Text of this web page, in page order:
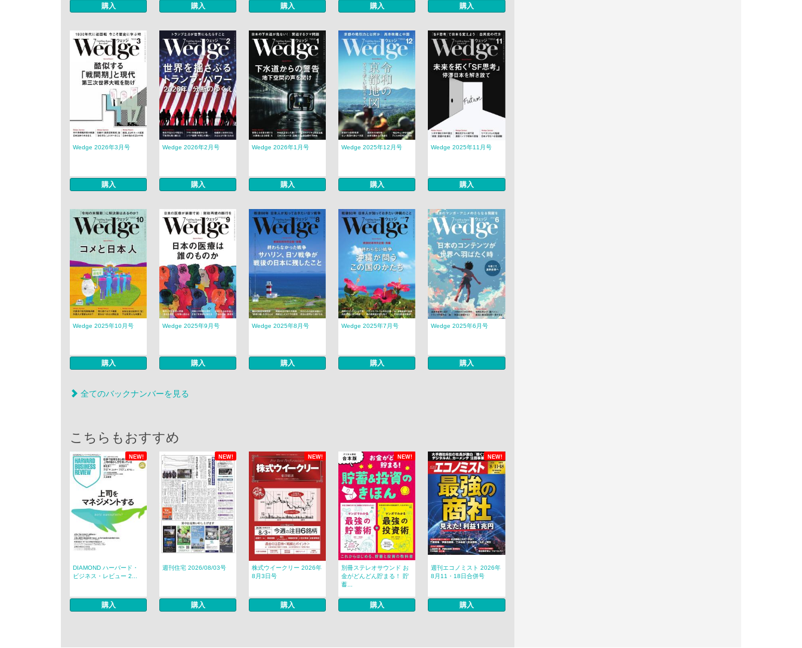
購入 購入 購入 購入 購入
Wedge 2026年3月号
購入
Wedge 2026年2月号
購入
Wedge 2026年1月号
購入
Wedge 2025年12月号
購入
Wedge 2025年11月号
購入
Wedge 2025年10月号
購入
Wedge 2025年9月号
購入
Wedge 2025年8月号
購入
Wedge 2025年7月号
購入
Wedge 2025年6月号
購入
全てのバックナンバーを見る
こちらもおすすめ
NEW! NEW! NEW! NEW! NEW!
DIAMOND ハーバード・
ビジネス・レビュー 2...
購入
週刊住宅 2026/08/03号
購入
株式ウイークリー 2026年
8月3日号
購入
別冊ステレオサウンド お
金がどんどん貯まる！ 貯
蓄...
購入
週刊エコノミスト 2026年
8月11・18日合併号
購入